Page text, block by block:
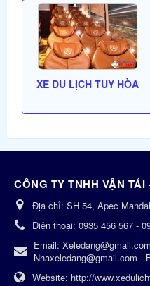
XE DU LỊCH TUY HÒA
CÔNG TY TNHH VẬN
Địa chỉ: SH 54, Apec
Điện thoại: 0935 456 567 -
Email:
Nhaxeledang@gmail.com -
Website: http://